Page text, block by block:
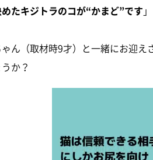
たキジトラのコが“かまど”です 」
ん（取材時9才）と一緒にお迎
か？